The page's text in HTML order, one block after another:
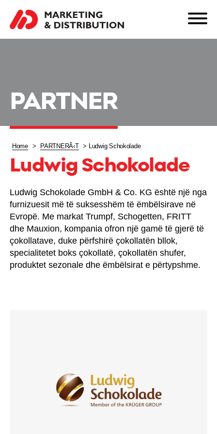
PARTNER
Home > PARTNERÃ‹T > Ludwig Schokolade
Ludwig Schokolade
Ludwig Schokolade GmbH & Co. KG është një nga
furnizuesit më të suksesshëm të ëmbëlsirave në
Evropë. Me markat Trumpf, Schogetten, FRITT
dhe Mauxion, kompania ofron një gamë të gjerë të
çokollatave, duke përfshirë çokollatën bllok,
specialitetet boks çokollatë, çokollatën shufer,
produktet sezonale dhe ëmbëlsirat e përtypshme.